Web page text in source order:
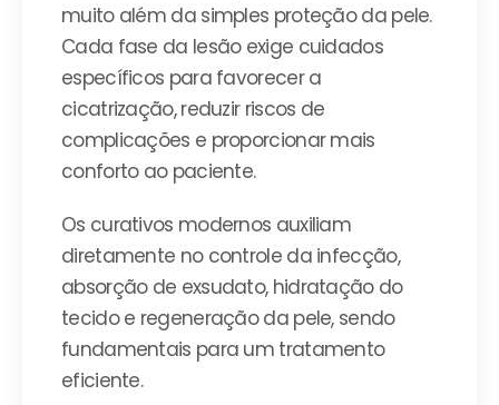
muito além da simples proteção da pele.
Cada fase da lesão exige cuidados
específicos para favorecer a
cicatrização, reduzir riscos de
complicações e proporcionar mais
conforto ao paciente.
Os curativos modernos auxiliam
diretamente no controle da infecção,
absorção de exsudato, hidratação do
tecido e regeneração da pele, sendo
fundamentais para um tratamento
eficiente.